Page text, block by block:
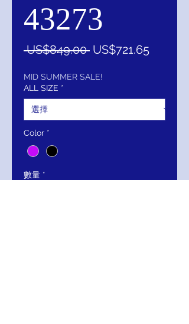
43273
US$849.00 一
價
US$721.65促
MID SUMMER SALE!
ALL SIZE *
Color *
數量 *